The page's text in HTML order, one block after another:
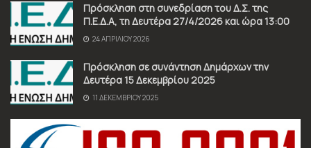
Πρόσκληση στη συνεδρίαση του Δ.Σ. της
Π.Ε.Δ.Α, τη Δευτέρα 27/4/2026 και ώρα 13:00
24 ΑΠΡΙΛΊΟΥ 2026
Πρόσκληση σε συνάντηση Δημάρχων την
Δευτέρα 15 Δεκεμβρίου 2025
11 ΔΕΚΕΜΒΡΊΟΥ 2025